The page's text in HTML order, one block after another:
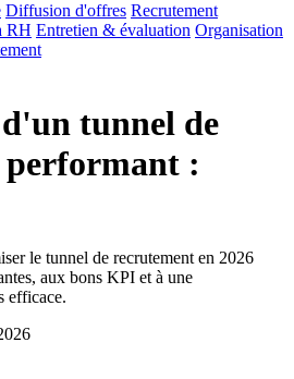
Diffusion d'offres Recrutement
RH Entretien & évaluation Organisation
d'un tunnel de
:
le tunnel de recrutement en 2026
aux bons KPI et à une
efficace.